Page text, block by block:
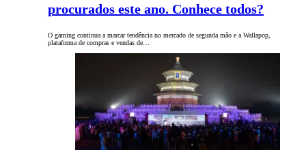
procurados este ano. Conhece todos?
O gaming continua a marcar tendência no mercado de segunda mão e a Wallapop,
plataforma de compras e vendas de…